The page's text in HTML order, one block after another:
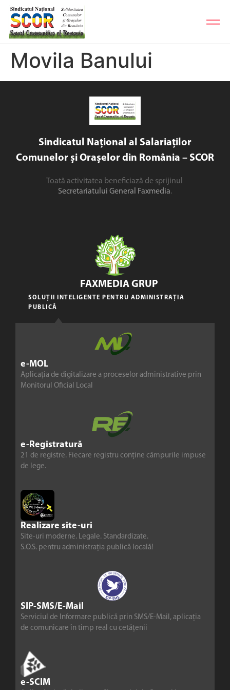
Movila Banului
Sindicatul Național al Salariaților
Comunelor și Orașelor din România – SCOR
Toată activitatea beneficiază de sprijinul
Secretariatului General Faxmedia.
e-MOL
Aplicația de digitalizare a proceselor administrative prin
Monitorul Oficial Local
e-Registratură
21 de registre. Fiecare registru conține câmpurile impuse
de lege.
Realizare site-uri
Site-uri moderne. Legale. Standardizate.
S.O.S. pentru administrația publică locală!
SIP-SMS/E-Mail
Serviciul de Informare publică prin SMS/E-Mail, aplicația
de comunicare în timp real cu cetățenii
e-SCIM
FAXMEDIA GRUP
SOLUȚII INTELIGENTE PENTRU ADMINISTRAȚIA
PUBLICĂ